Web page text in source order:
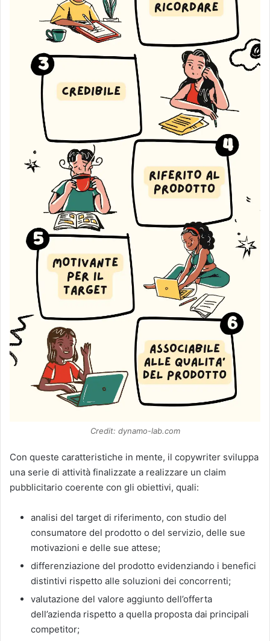
Credit: dynamo-lab.com
Con queste caratteristiche in mente, il copywriter sviluppa
una serie di attività finalizzate a realizzare un claim
pubblicitario coerente con gli obiettivi, quali:
analisi del target di riferimento, con studio del
consumatore del prodotto o del servizio, delle sue
motivazioni e delle sue attese;
differenziazione del prodotto evidenziando i benefici
distintivi rispetto alle soluzioni dei concorrenti;
valutazione del valore aggiunto dell’offerta
dell’azienda rispetto a quella proposta dai principali
competitor;